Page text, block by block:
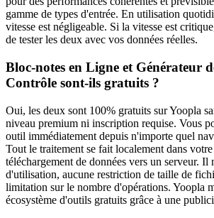
gamme de types d'entrée. En utilisation
vitesse est négligeable. Si la vitesse est
de tester les deux avec vos données réelles.
Bloc-notes en Ligne et Générateur
Contrôle sont-ils gratuits ?
Oui, les deux sont 100% gratuits sur Yoopla
niveau premium ni inscription requise. Vous
outil immédiatement depuis n'importe quel
Tout le traitement se fait localement dans
téléchargement de données vers un serveur.
d'utilisation, aucune restriction de taille de
limitation sur le nombre d'opérations. Yoopla
écosystème d'outils gratuits grâce à une